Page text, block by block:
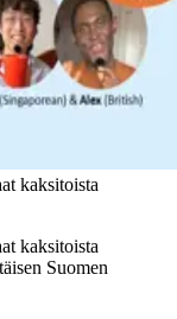
kaksitoista
kaksitoista
Suomen